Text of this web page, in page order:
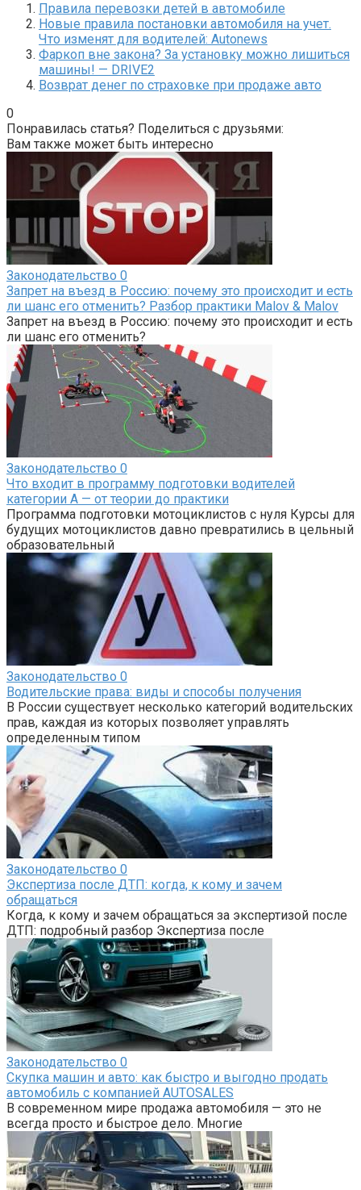
Правила перевозки детей в автомобиле
Новые правила постановки автомобиля на учет.
Что изменят для водителей: Autonews
Фаркоп вне закона? За установку можно лишиться
машины! — DRIVE2
Возврат денег по страховке при продаже авто
0
Понравилась статья? Поделиться с друзьями:
Вам также может быть интересно
Законодательство 0
Запрет на въезд в Россию: почему это происходит и есть
ли шанс его отменить? Разбор практики Malov & Malov
Запрет на въезд в Россию: почему это происходит и есть
ли шанс его отменить?
Законодательство 0
Что входит в программу подготовки водителей
категории А — от теории до практики
Программа подготовки мотоциклистов с нуля Курсы для
будущих мотоциклистов давно превратились в цельный
образовательный
Законодательство 0
Водительские права: виды и способы получения
В России существует несколько категорий водительских
прав, каждая из которых позволяет управлять
определенным типом
Законодательство 0
Экспертиза после ДТП: когда, к кому и зачем
обращаться
Когда, к кому и зачем обращаться за экспертизой после
ДТП: подробный разбор Экспертиза после
Законодательство 0
Скупка машин и авто: как быстро и выгодно продать
автомобиль с компанией AUTOSALES
В современном мире продажа автомобиля — это не
всегда просто и быстрое дело. Многие